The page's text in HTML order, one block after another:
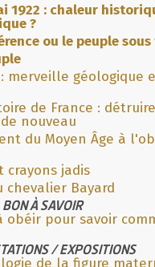
1922 : chaleur
?
ou le peuple
merveille géologique
de France :
nouveau
du Moyen Âge à
crayons jadis
chevalier Bayard
BON À SAVOIR
pour savoir
/ EXPOSITIONS
de la figure